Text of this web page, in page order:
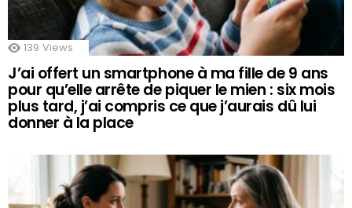
139 Views
J’ai offert un smartphone à ma fille de 9 ans
pour qu’elle arrête de piquer le mien : six mois
plus tard, j’ai compris ce que j’aurais dû lui
donner à la place